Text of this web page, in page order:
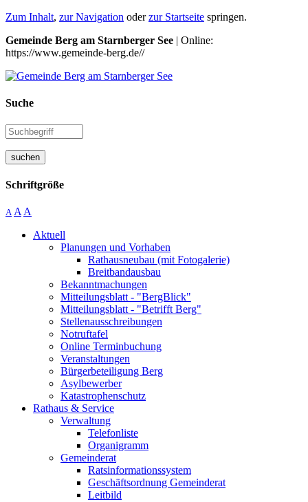
Zum Inhalt, zur Navigation oderzur Startseite springen.
Gemeinde Berg am Starnberger See | Online:
https://www.gemeinde-berg.de//
Suche
suchen
Schriftgröße
A A A
Aktuell
Planungen und Vorhaben
Rathausneubau (mit Fotogalerie)
Breitbandausbau
Bekanntmachungen
Mitteilungsblatt - "BergBlick"
Mitteilungsblatt - "Betrifft Berg"
Stellenausschreibungen
Notruftafel
Online Terminbuchung
Veranstaltungen
Bürgerbeteiligung Berg
Asylbewerber
Katastrophenschutz
Rathaus & Service
Verwaltung
Telefonliste
Organigramm
Gemeinderat
Ratsinformationssystem
Geschäftsordnung Gemeinderat
Leitbild